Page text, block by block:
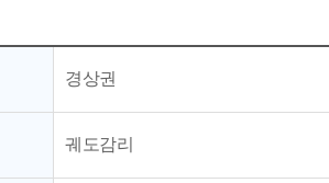
경상권
궤도감리